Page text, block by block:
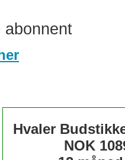
Hvaler
NOK